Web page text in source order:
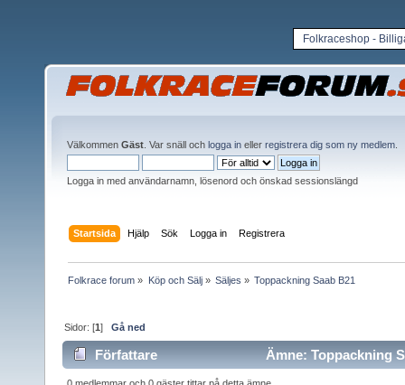
Folkraceshop -
Välkommen Gäst . Var snäll och logga in eller registrera dig som ny medlem
Logga in med användarnamn, lösenord och önskad sessionslängd
Startsida Hjälp Sök Logga in Registrera
Folkrace forum » Köp och Sälj» Säljes » Toppackning Saab B21
Sidor: [1]Gå ned
Författare Ämne: Toppackning
0 medlemmar och 0 gäster tittar på detta ämne.